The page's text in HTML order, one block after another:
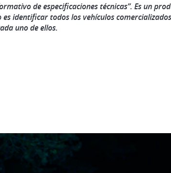
de especificaciones técnicas”. Es un
identificar todos los vehículos
uno de ellos.